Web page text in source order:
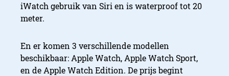
iWatch gebruik van Siri en is waterproof tot 20
meter.
En er komen 3 verschillende modellen
beschikbaar: Apple Watch, Apple Watch Sport,
en de Apple Watch Edition. De prijs begint